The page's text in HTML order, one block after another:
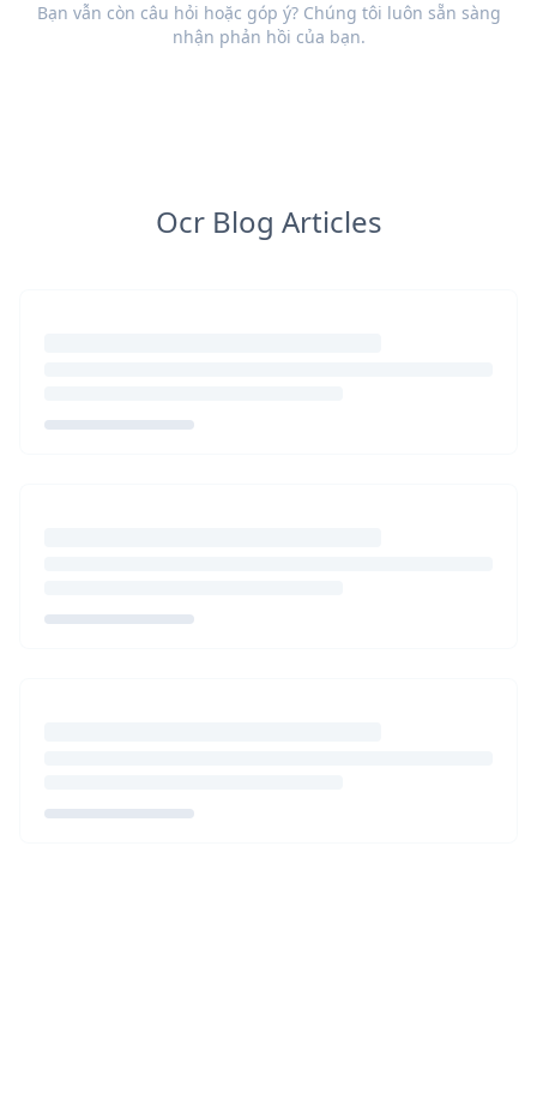
Bạn vẫn còn câu hỏi hoặc góp ý? Chúng tôi luôn sẵn sàng
nhận phản hồi của bạn.
Ocr Blog Articles